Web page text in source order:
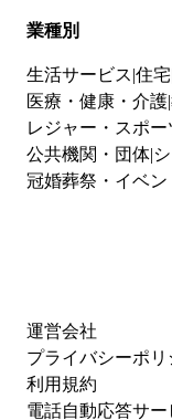
業種別
生活サービス 住宅
医療・健康・介護
レジャー・スポー
公共機関・団体
冠婚葬祭・イベン
運営会社
プライバシーポリ
利用規約
電話自動応答サ